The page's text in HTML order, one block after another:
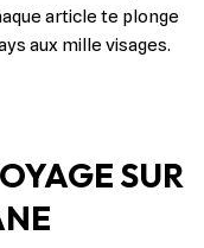
article te plonge
aux mille visages.
SUR